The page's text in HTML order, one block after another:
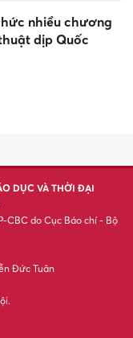
nhiều chương
dịp Quốc
DỤC VÀ THỜI ĐẠI
CBC do Cục Báo chí - Bộ
Đức Tuân